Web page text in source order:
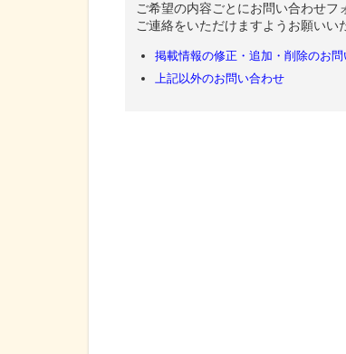
ご希望の内容ごとにお問い合わせ
ご連絡をいただけますようお願いい
掲載情報の修正・追加・削除のお
上記以外のお問い合わせ